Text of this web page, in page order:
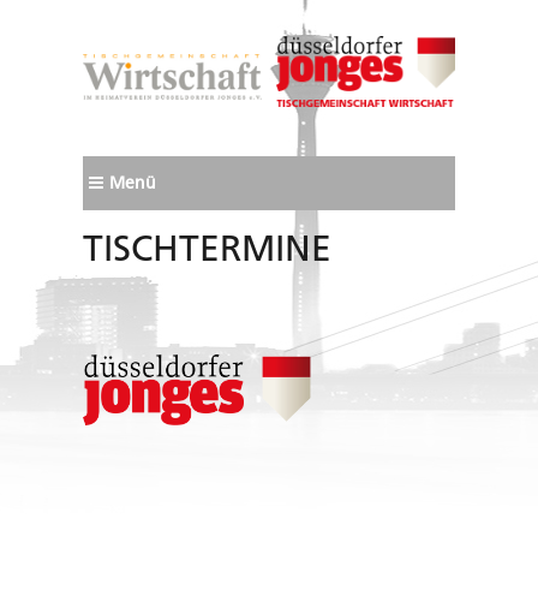
Menü
TISCHTERMINE